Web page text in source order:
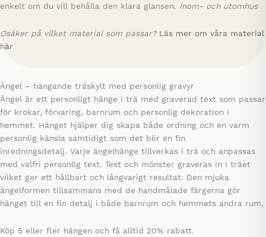
enkelt om du vill behålla den klara glansen. Inom- och utomhus
Osäker på vilket material som passar? Läs mer om våra material
här
Ängel – hängande träskylt med personlig gravyr
Ängel är ett personligt hänge i trä med graverad text som passar
för krokar, förvaring, barnrum och personlig dekoration i
hemmet. Hänget hjälper dig skapa både ordning och en varm
personlig känsla samtidigt som det blir en fin
inredningsdetalj. Varje ängelhänge tillverkas i trä och anpassas
med valfri personlig text. Text och mönster graveras in i träet
vilket ger ett hållbart och långvarigt resultat. Den mjuka
ängelformen tillsammans med de handmålade färgerna gör
hänget till en fin detalj i både barnrum och hemmets andra rum.
Köp 5 eller fler hängen och få alltid 20% rabatt.